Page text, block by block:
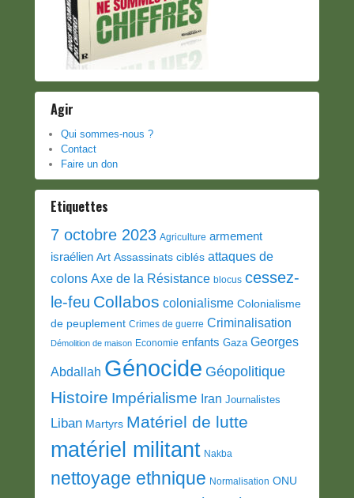
Agir
Qui sommes-nous ?
Contact
Faire un don
Etiquettes
7 octobre 2023 Agriculture armement
israélien Art Assassinats ciblés attaques de
colons Axe de la Résistance blocus cessez-
le-feu Collabos colonialisme Colonialisme
de peuplement Crimes de guerre Criminalisation
Démolition de maison Economie enfants Gaza Georges
Abdallah Génocide Géopolitique
Histoire Impérialisme Iran Journalistes
Liban Martyrs Matériel de lutte
matériel militant Nakba
nettoyage ethnique Normalisation ONU